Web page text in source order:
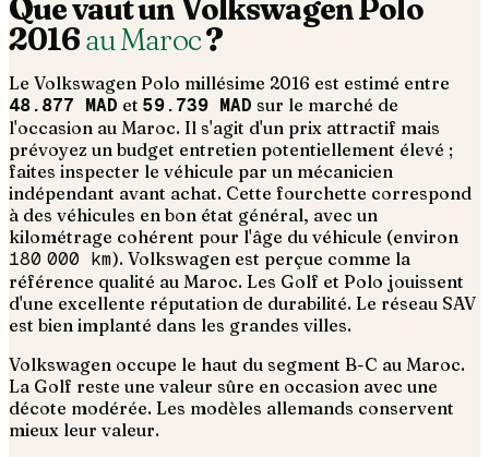
Que vaut unVolkswagenPolo
2016au Maroc?
Le Volkswagen Polo millésime 2016 est estimé entre
48.877 MAD et 59.739 MAD sur le marché de
l'occasion au Maroc. Il s'agit d'un prix attractif mais
prévoyez un budget entretien potentiellement élevé ;
faites inspecter le véhicule par un mécanicien
indépendant avant achat. Cette fourchette correspond
à des véhicules en bon état général, avec un
kilométrage cohérent pour l'âge du véhicule (environ
180 000 km). Volkswagen est perçue comme la
référence qualité au Maroc. Les Golf et Polo jouissent
d'une excellente réputation de durabilité. Le réseau SAV
est bien implanté dans les grandes villes.
Volkswagen occupe le haut du segment B-C au Maroc.
La Golf reste une valeur sûre en occasion avec une
décote modérée. Les modèles allemands conservent
mieux leur valeur.